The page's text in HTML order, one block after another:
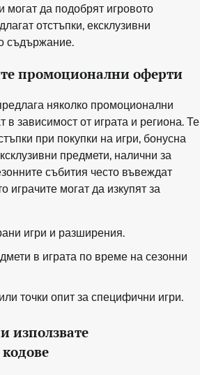
могат да подобрят игровото
отстъпки, ексклузивни
съдържание.
промоционални оферти
няколко промоционални
в зависимост от играта и региона. Те
при покупки на игри, бонусна
предмети, налични за
събития често въвеждат
играчите могат да изкупят за
игри и разширения.
в играта по време на сезонни
точки опит за специфични игри.
използвате